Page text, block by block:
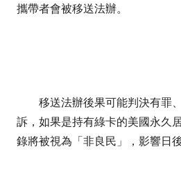
攜帶者會被移送法辦。
移送法辦後果可能判決有罪
訴，如果是持有綠卡的美國永久
錄將被視為「非良民」，影響日